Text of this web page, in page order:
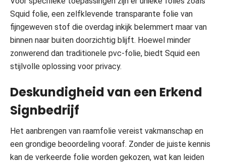
Squid folie, een zelfklevende transparante folie van
fijngeweven stof die overdag inkijk belemmert maar van
binnen naar buiten doorzichtig blijft. Hoewel minder
zonwerend dan traditionele pvc-folie, biedt Squid een
stijlvolle oplossing voor privacy.
Deskundigheid van een Erkend
Signbedrijf
Het aanbrengen van raamfolie vereist vakmanschap en
een grondige beoordeling vooraf. Zonder de juiste kennis
kan de verkeerde folie worden gekozen, wat kan leiden